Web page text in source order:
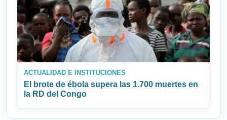
ACTUALIDAD E INSTITUCIONES
El brote de ébola supera las 1.700 muertes en
la RD del Congo